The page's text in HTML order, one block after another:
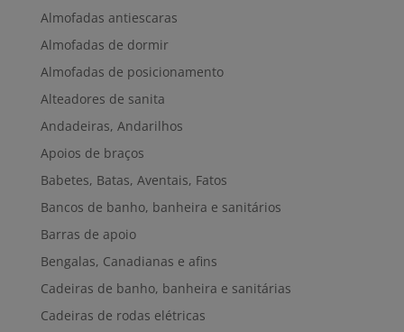
Almofadas antiescaras
Almofadas de dormir
Almofadas de posicionamento
Alteadores de sanita
Andadeiras, Andarilhos
Apoios de braços
Babetes, Batas, Aventais, Fatos
Bancos de banho, banheira e sanitários
Barras de apoio
Bengalas, Canadianas e afins
Cadeiras de banho, banheira e sanitárias
Cadeiras de rodas elétricas